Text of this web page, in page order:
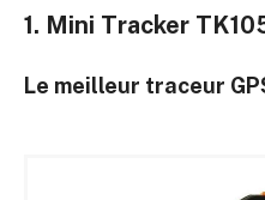
1. Mini Tracker
Le meilleur traceur